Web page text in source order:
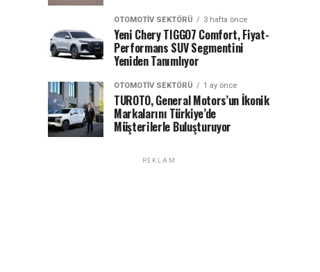
OTOMOTIV SEKTÖRÜ 3 hafta önce
Yeni Chery TIGGO7 Comfort, Fiyat-
Performans SUV Segmentini
Yeniden Tanımlıyor
OTOMOTIV SEKTÖRÜ 1 ay önce
TUROTO, General Motors’un İkonik
Markalarını Türkiye’de
Müşterilerle Buluşturuyor
REKLAM